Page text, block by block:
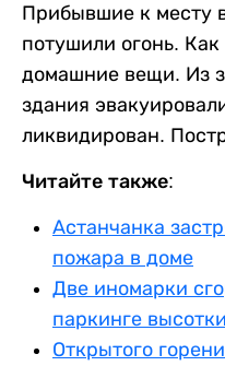
Прибывшие к месту
потушили огонь.
домашние вещи. Из
здания
ликвидирован.
Читайте также:
Астанчанка
пожара в доме
Две иномарки
паркинге
Открытого